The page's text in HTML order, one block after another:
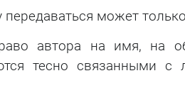
может
автора на имя, на
тесно связанными